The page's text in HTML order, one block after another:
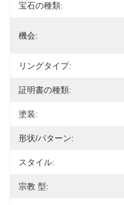
宝石の種類:
機会:
リングタイプ:
証明書の種類:
塗装:
形状/パターン:
スタイル:
宗教 型: